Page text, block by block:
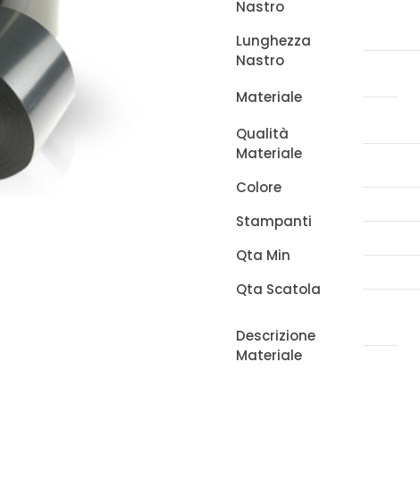
210m
quantità
Nastro
Lunghezza
Nastro
Materiale
Qualità
Materiale
Colore
Stampanti
Qta Min
Qta Scatola
Descrizione
Materiale